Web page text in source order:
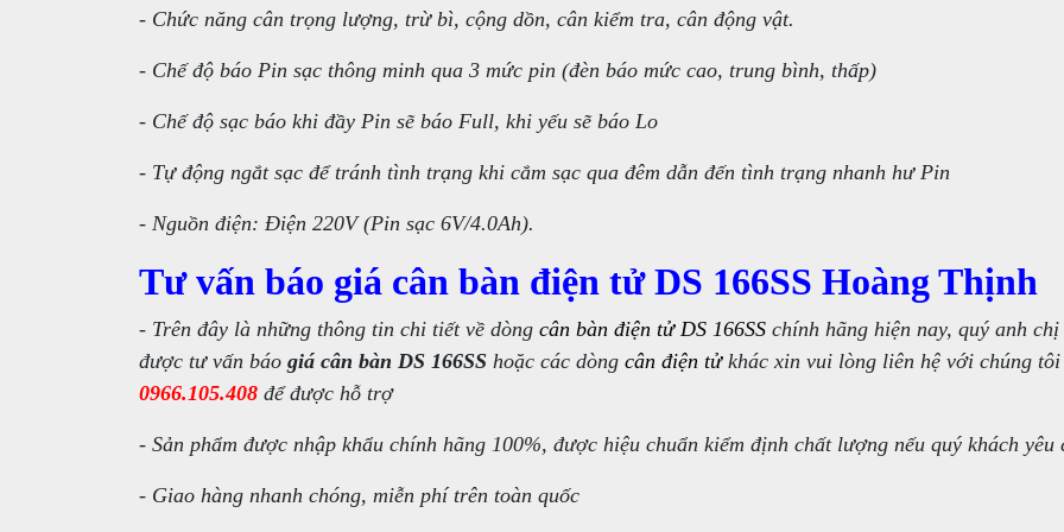
- Chức năng cân trọng lượng, trừ bì, cộng dồn, cân kiểm tra, cân động vật.
- Chế độ báo Pin sạc thông minh qua 3 mức pin (đèn báo mức cao, trung bình, thấp)
- Chế độ sạc báo khi đầy Pin sẽ báo Full, khi yếu sẽ báo Lo
- Tự động ngắt sạc để tránh tình trạng khi cắm sạc qua đêm dẫn đến tình trạng nhanh hư Pin
- Nguồn điện: Điện 220V (Pin sạc 6V/4.0Ah).
Tư vấn báo giá cân bàn điện tử DS 166SS Hoàng Thịnh
- Trên đây là những thông tin chi tiết về dòng cân bàn điện tử DS 166SS chính hãng hiện nay, quý anh chị
được tư vấn báo giá cân bàn DS 166SS hoặc các dòng cân điện tửkhác xin vui lòng liên hệ với chúng tôi
0966.105.408 để được hỗ trợ
- Sản phẩm được nhập khẩu chính hãng 100%, được hiệu chuẩn kiểm định chất lượng nếu quý khách yêu
- Giao hàng nhanh chóng, miễn phí trên toàn quốc